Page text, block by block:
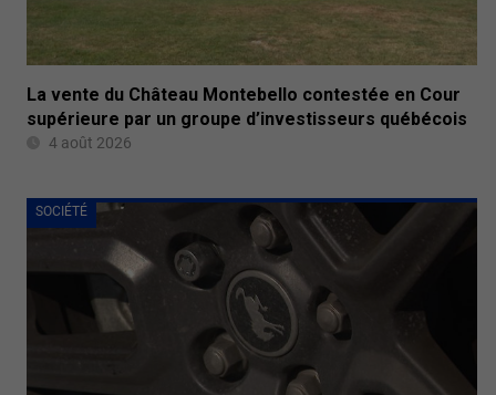
La vente du Château Montebello contestée en Cour
supérieure par un groupe d’investisseurs québécois
4 août 2026
SOCIÉTÉ